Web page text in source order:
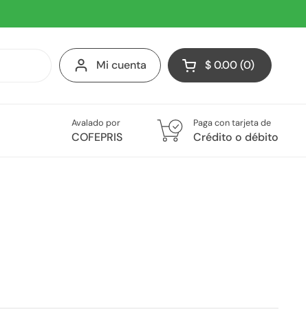
Mi cuenta Abrir carrito
$ 0.00 0
Avalado por
COFEPRIS
Paga con tarjeta de
Crédito o débito